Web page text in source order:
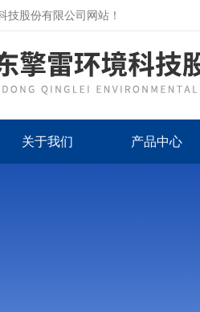
技股份有限公司网站！
关于我们 产品中心